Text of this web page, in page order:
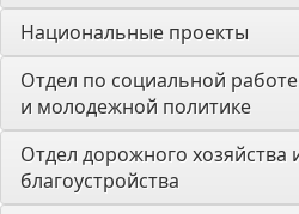
Национальные проекты
Отдел по социальной работе
и молодежной политике
Отдел дорожного хозяйства
благоустройства